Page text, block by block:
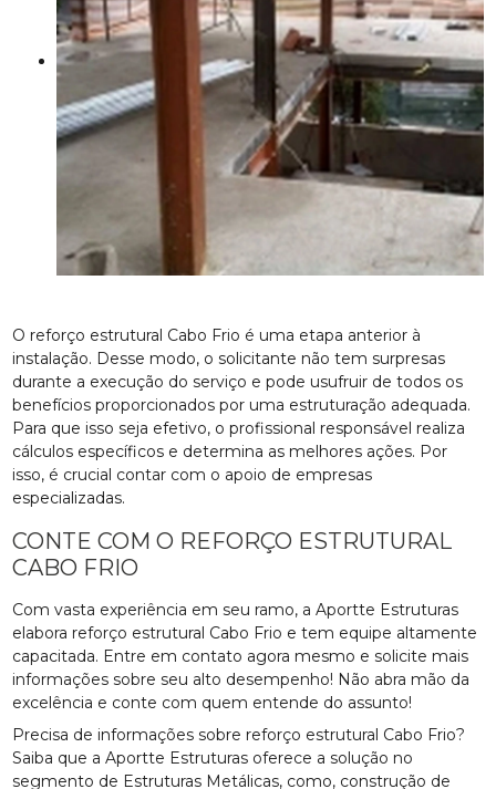
O reforço estrutural Cabo Frio é uma etapa anterior à
instalação. Desse modo, o solicitante não tem surpresas
durante a execução do serviço e pode usufruir de todos os
benefícios proporcionados por uma estruturação adequada.
Para que isso seja efetivo, o profissional responsável realiza
cálculos específicos e determina as melhores ações. Por
isso, é crucial contar com o apoio de empresas
especializadas.
CONTE COM O REFORÇO ESTRUTURAL
CABO FRIO
Com vasta experiência em seu ramo, a Aportte Estruturas
elabora reforço estrutural Cabo Frio e tem equipe altamente
capacitada. Entre em contato agora mesmo e solicite mais
informações sobre seu alto desempenho! Não abra mão da
excelência e conte com quem entende do assunto!
Precisa de informações sobre reforço estrutural Cabo Frio?
Saiba que a Aportte Estruturas oferece a solução no
segmento de Estruturas Metálicas, como, construção de